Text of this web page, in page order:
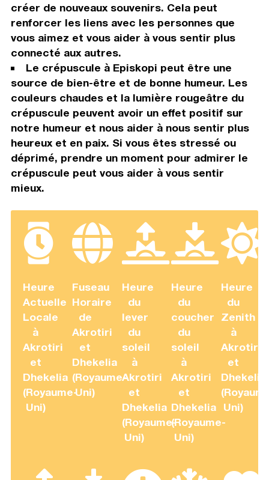
créer de nouveaux souvenirs. Cela peut
renforcer les liens avec les personnes que
vous aimez et vous aider à vous sentir plus
connecté aux autres.
Le crépuscule à Episkopi peut être une
source de bien-être et de bonne humeur. Les
couleurs chaudes et la lumière rougeâtre du
crépuscule peuvent avoir un effet positif sur
notre humeur et nous aider à nous sentir plus
heureux et en paix. Si vous êtes stressé ou
déprimé, prendre un moment pour admirer le
crépuscule peut vous aider à vous sentir
mieux.
Heure
Actuelle
Locale
à
Akrotiri
et
Dhekelia
(Royaume-
Uni)
Fuseau
Horaire
de
Akrotiri
et
Dhekelia
(Royaume-
Uni)
Heure
du
lever
du
soleil
à
Akrotiri
et
Dhekelia
(Royaume-
Uni)
Heure
du
coucher
du
soleil
à
Akrotiri
et
Dhekelia
(Royaume-
Uni)
Heure
du
Zenith
à
Akrotiri
et
Dhekelia
Uni)